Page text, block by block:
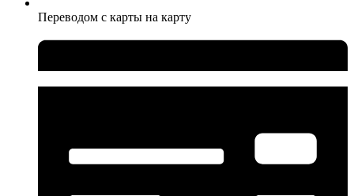
Переводом с карты на карту